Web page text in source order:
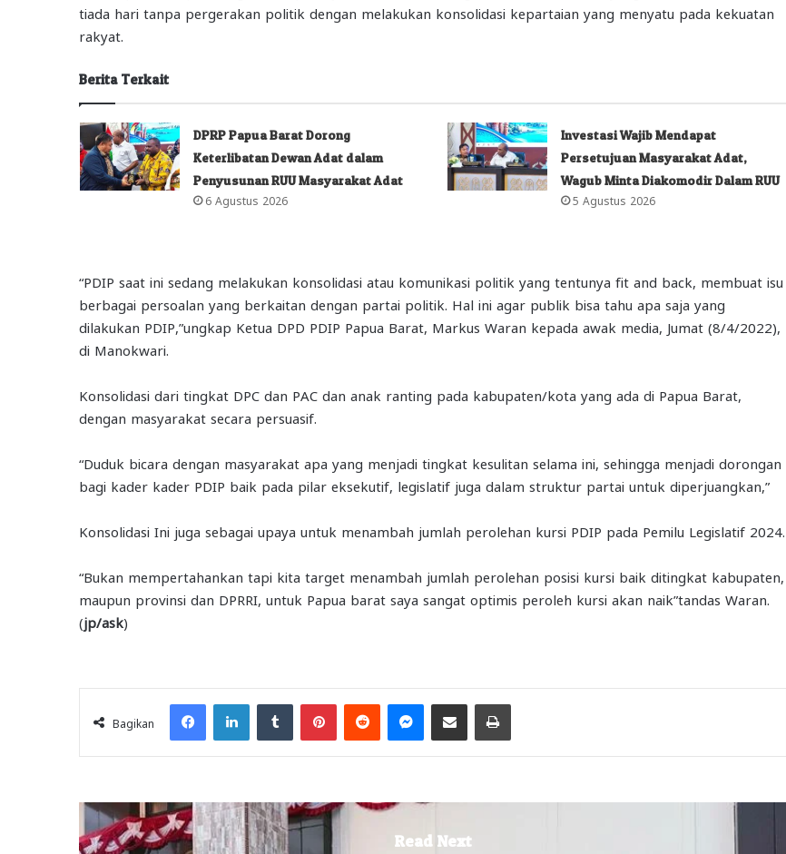
tiada hari tanpa pergerakan politik dengan melakukan konsolidasi kepartaian yang menyatu pada kekuatan
rakyat.
Berita Terkait
DPRP Papua Barat Dorong
Keterlibatan Dewan Adat dalam
Penyusunan RUU Masyarakat Adat
6 Agustus 2026
Investasi Wajib Mendapat
Persetujuan Masyarakat Adat,
Wagub Minta Diakomodir Dalam RUU
5 Agustus 2026
“PDIP saat ini sedang melakukan konsolidasi atau komunikasi politik yang tentunya fit and back, membuat isu
berbagai persoalan yang berkaitan dengan partai politik. Hal ini agar publik bisa tahu apa saja yang
dilakukan PDIP,”ungkap Ketua DPD PDIP Papua Barat, Markus Waran kepada awak media, Jumat (8/4/2022),
di Manokwari.
Konsolidasi dari tingkat DPC dan PAC dan anak ranting pada kabupaten/kota yang ada di Papua Barat,
dengan masyarakat secara persuasif.
“Duduk bicara dengan masyarakat apa yang menjadi tingkat kesulitan selama ini, sehingga menjadi dorongan
bagi kader kader PDIP baik pada pilar eksekutif, legislatif juga dalam struktur partai untuk diperjuangkan,”
Konsolidasi Ini juga sebagai upaya untuk menambah jumlah perolehan kursi PDIP pada Pemilu Legislatif 2024.
“Bukan mempertahankan tapi kita target menambah jumlah perolehan posisi kursi baik ditingkat kabupaten,
maupun provinsi dan DPRRI, untuk Papua barat saya sangat optimis peroleh kursi akan naik”tandas Waran.
(jp/ask)
Bagikan
FacebookLinkedInTumblr PinterestReddit Messenger
Share via Email Print
Read Next